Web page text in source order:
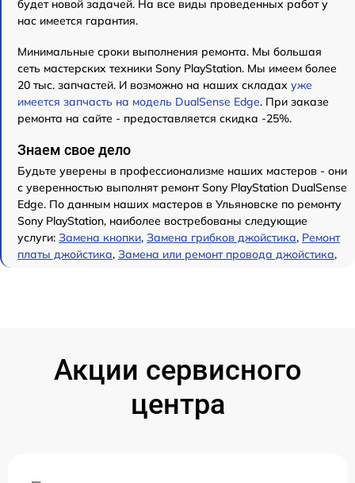
будет новой задачей. На все виды проведенных работ у
нас имеется гарантия.
Минимальные сроки выполнения ремонта. Мы большая
сеть мастерских техники Sony PlayStation. Мы имеем более
20 тыс. запчастей. И возможно на наших складах уже
имеется запчасть на модель DualSense Edge. При заказе
ремонта на сайте - предоставляется скидка -25%.
Знаем свое дело
Будьте уверены в профессионализме наших мастеров - они
с уверенностью выполнят ремонт Sony PlayStation DualSense
Edge. По данным наших мастеров в Ульяновске по ремонту
Sony PlayStation, наиболее востребованы следующие
услуги: Замена кнопки, Замена грибков джойстика, Ремонт
платы джойстика, Замена или ремонт провода джойстика,
Акции сервисного
центра